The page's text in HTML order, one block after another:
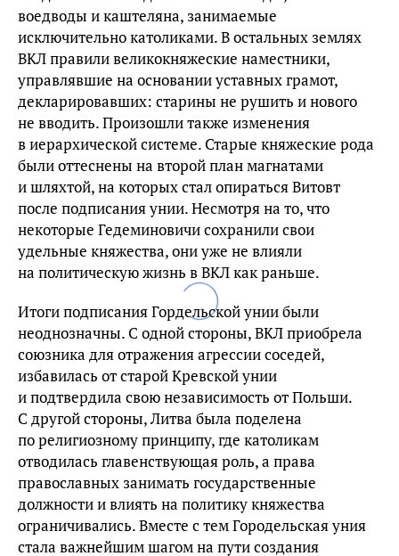
воедводы и каштеляна, занимаемые
исключительно католиками. В остальных землях
ВКЛ правили великокняжеские наместники,
управлявшие на основании уставных грамот,
декларировавших: старины не рушить и нового
не вводить. Произошли также изменения
в иерархической системе. Старые княжеские рода
были оттеснены на второй план магнатами
и шляхтой, на которых стал опираться Витовт
после подписания унии. Несмотря на то, что
некоторые Гедеминовичи сохранили свои
удельные княжества, они уже не влияли
на политическую жизнь в ВКЛ как раньше.
Итоги подписания Гордельской унии были
неоднозначны. С одной стороны, ВКЛ приобрела
союзника для отражения агрессии соседей,
избавилась от старой Кревской унии
и подтвердила свою независимость от Польши.
С другой стороны, Литва была поделена
по религиозному принципу, где католикам
отводилась главенствующая роль, а права
православных занимать государственные
должности и влиять на политику княжества
ограничивались. Вместе с тем Городельская уния
стала важнейшим шагом на пути создания